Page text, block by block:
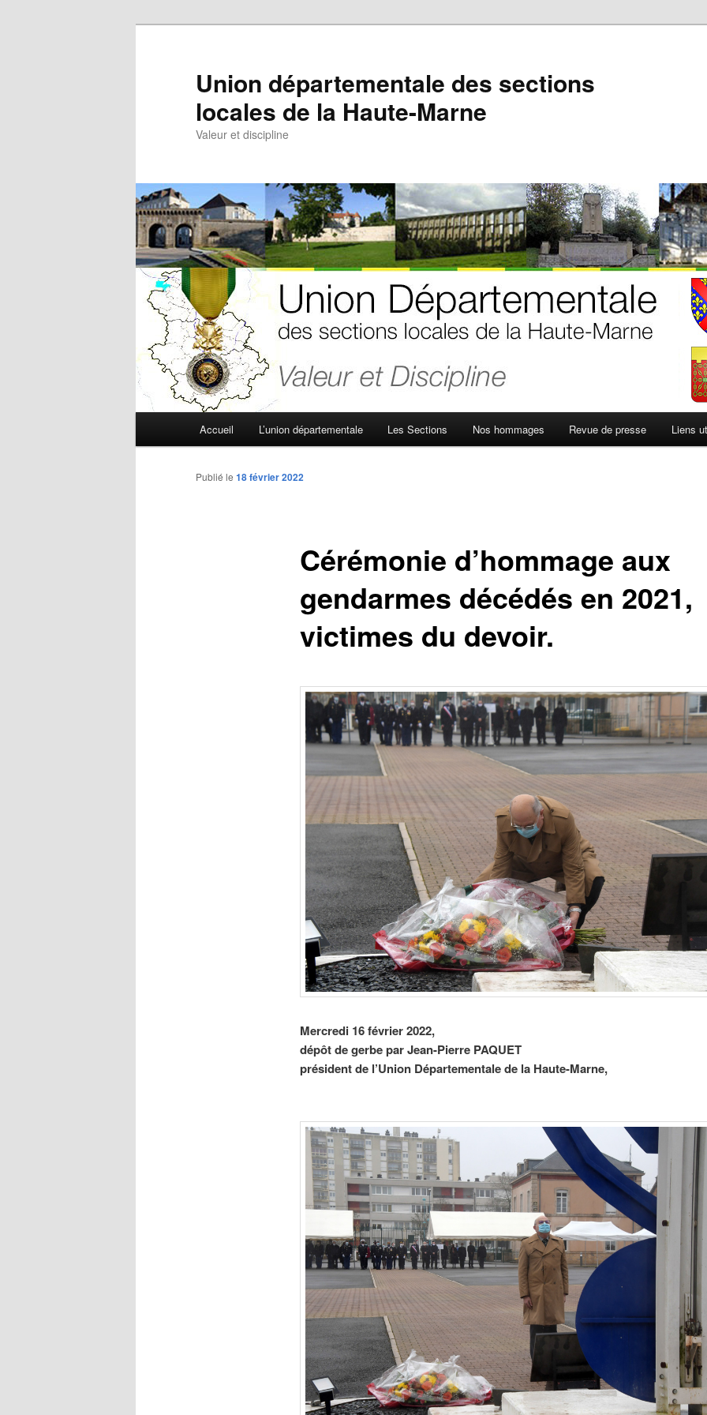
Union départementale des sections
locales de la Haute-Marne
Valeur et discipline
Accueil L’union départementale Les Sections Nos hommages Revue de presse Liens
Cérémonie d’hommage aux
gendarmes décédés en 2021,
victimes du devoir.
Publié le 18 février 2022
Mercredi 16 février 2022,
dépôt de gerbe par Jean-Pierre PAQUET
président de l’Union Départementalede la Haute-Marne,